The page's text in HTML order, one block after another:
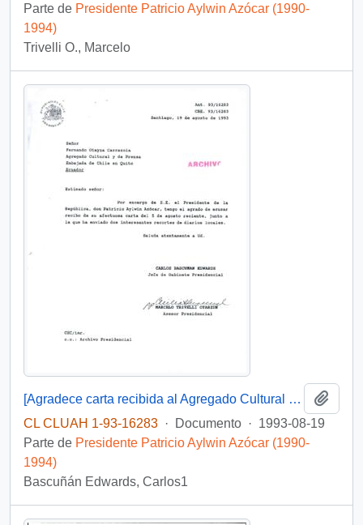
Parte de Presidente Patricio Aylwin Azócar (1990-
1994)
Trivelli O., Marcelo
[Agradece carta recibida al Agregado Cultural y de Prensa Embajada de Chile en Quito]
CL CLUAH 1-93-16283 · Documento · 1993-08-19
Parte de Presidente Patricio Aylwin Azócar (1990-
1994)
Bascuñán Edwards, Carlos1